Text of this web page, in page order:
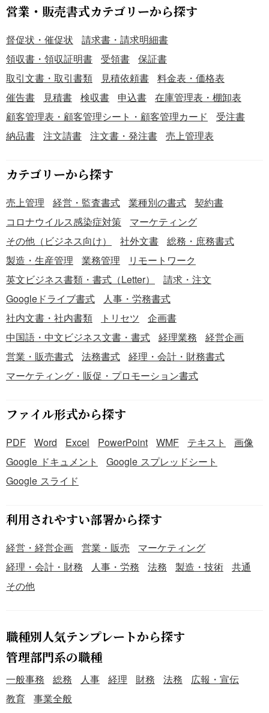
営業・販売書式カテゴリーから探す
督促状・催促状
請求書・請求明細書
領収書・領収証明書
受領書
保証書
取引文書・取引書類
見積依頼書
料金表・価格表
催告書
見積書 検収書 申込書
在庫管理表・棚卸表
顧客管理表・顧客管理シート・顧客管理カード
受注書
納品書
注文請書 注文書・発注書 売上管理表
カテゴリーから探す
売上管理 経営・監査書式 業種別の書式
契約書
コロナウイルス感染症対策
マーケティング
その他（ビジネス向け）
社外文書
総務・庶務書式
製造・生産管理
業務管理
リモートワーク
英文ビジネス書類・書式（Letter）
請求・注文
Googleドライブ書式
人事・労務書式
社内文書・社内書類
トリセツ
企画書
中国語・中文ビジネス文書・書式
経理業務
経営企画
営業・販売書式
法務書式
経理・会計・財務書式
マーケティング・販促・プロモーション書式
ファイル形式から探す
PDF Word Excel PowerPoint WMF テキスト
画像
Google ドキュメント
Google スプレッドシート
Google スライド
利用されやすい部署から探す
経営・経営企画 営業・販売
マーケティング
経理・会計・財務
人事・労務 法務 製造・技術
共通
その他
職種別人気テンプレートから探す
管理部門系の職種
一般事務 総務 人事 経理 財務 法務
広報・宣伝
教育
事業全般